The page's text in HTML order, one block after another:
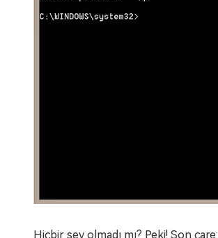
Hiçbir şey olmadı mı? Peki! Son çare: